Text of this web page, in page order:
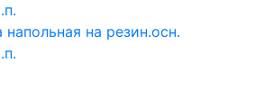
на резин.осн.